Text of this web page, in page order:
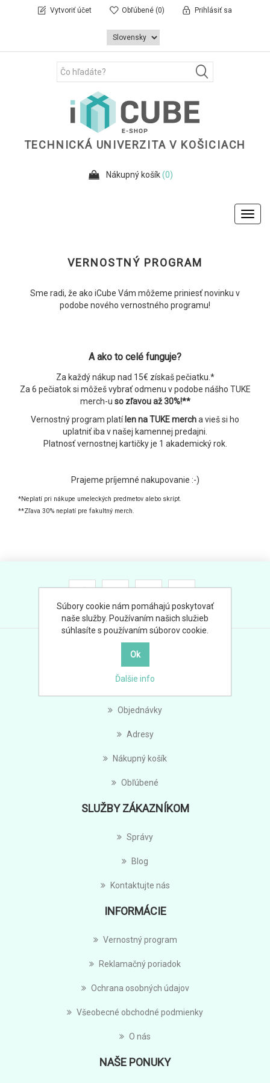
Vytvoriť účet Obľúbené (0) Prihlásiť sa
TECHNICKÁ UNIVERZITA V KOŠICIACH
Nákupný košík(0)
VERNOSTNÝ PROGRAM
Sme radi, že ako iCube Vám môžeme priniesť novinku v
podobe nového vernostného programu!
A ako to celé funguje?
Za každý nákup nad 15€ získaš pečiatku.*
Za 6 pečiatok si môžeš vybrať odmenu v podobe nášho TUKE
merch-u so zľavou až 30%!**
Vernostný program platí len na TUKE mercha vieš si ho
uplatniť iba v našej kamennej predajni.
Platnosť vernostnej kartičky je 1 akademický rok.
Prajeme príjemné nakupovanie :-)
*Neplatí pri nákupe umeleckých predmetov alebo skrípt.
**Zľava 30% neplatí pre fakultný merch.
MÔJ ÚČET
Objednávky
Adresy
Nákupný košík
Obľúbené
SLUŽBY ZÁKAZNÍKOM
Správy
Blog
Kontaktujte nás
INFORMÁCIE
Vernostný program
Reklamačný poriadok
Ochrana osobných údajov
Všeobecné obchodné podmienky
O nás
NAŠE PONUKY
Súbory cookie nám pomáhajú poskytovať
naše služby. Používaním našich služieb
súhlasíte s používaním súborov cookie.
Ďalšie info